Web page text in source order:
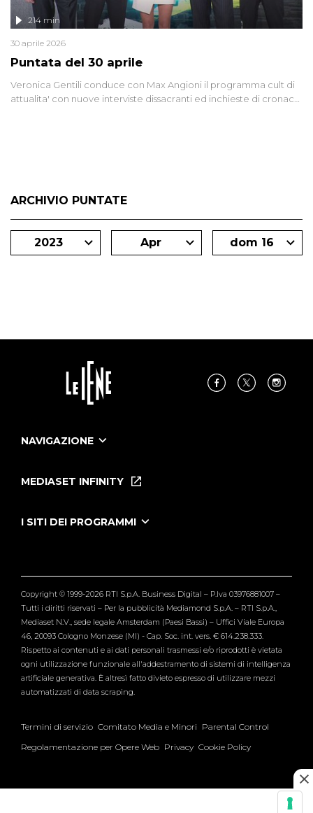
Puntata del 30 aprile
214 min
30 aprile 2026
Veronica Gentili conduce con Max Angioni il programma cult di
attualita' con nuove interviste dissacranti ed inchieste di cronaca
ARCHIVIO PUNTATE
2023 Apr dom 16
NAVIGAZIONE
Le Iene Presentano Inside
Tutti i servizi
MEDIASET INFINITY
I SITI DEI PROGRAMMI
Verissimo
Copyright © 1999-2026 RTI S.p.A. Business Digital – P.Iva 03976881007 –
Tutti i diritti riservati – Per la pubblicità Mediamond S.p.A. – RTI S.p.A.,
Mediaset N.V., sede legale Amsterdam (Paesi Bassi) – Uffici Viale Europa
46, 20093 Cologno Monzese (MI) - Cap. Soc. int. vers. € 614.238.333.
Rispetto ai contenuti e ai dati personali trasmessi e/o riprodotti è vietata
ogni utilizzazione funzionale all'addestramento di sistemi di intelligenza
artificiale generativa. È altresì fatto divieto espresso di utilizzare mezzi
automatizzati di data scraping.
Termini di servizio Comitato Media e Minori Parental Control
Regolamentazione per Opere Web Privacy Cookie Policy